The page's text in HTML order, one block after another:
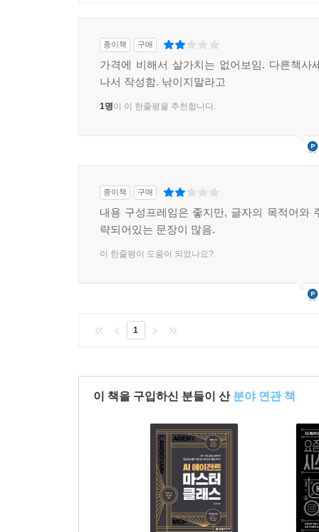
종이책 구매
가격에 비해서 살가치는 없어보임. 다른책사
나서 작성함. 낚이지말라고
1명이 이 한줄평을 추천합니다.
종이책 구매
내용 구성프레임은 좋지만, 글자의 목적어와
략되어있는 문장이 많음.
이 한줄평이 도움이 되었나요?
1
이 책을 구입하신 분들이 산 분야 연관 책